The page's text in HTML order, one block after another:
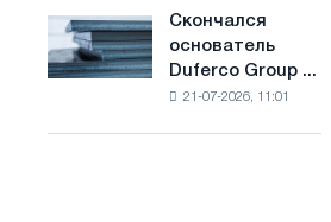
втором
полугодии
мерам
Скончался
основатель
Duferco
Скончался
основатель
Duferco Group ...
21-07-2026, 11:01